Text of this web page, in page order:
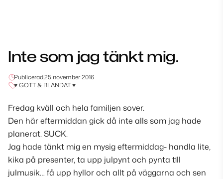
Inte som jag tänkt mig.
Publicerad,25 november 2016
♥ GOTT & BLANDAT ♥
Fredag kväll och hela familjen sover.
Den här eftermiddan gick då inte alls som jag hade
planerat. SUCK.
Jag hade tänkt mig en mysig eftermiddag- handla lite,
kika på presenter, ta upp julpynt och pynta till
julmusik… få upp hyllor och allt på väggarna och sen